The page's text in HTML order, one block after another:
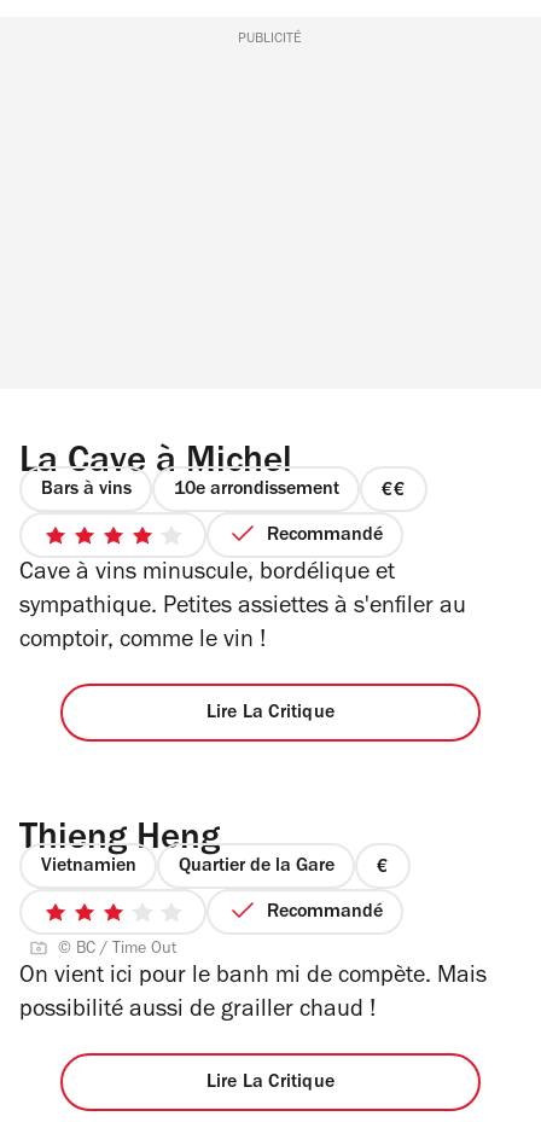
PUBLICITÉ
La Cave à Michel
Bars à vins 10e arrondissement
prix
sur
4
sur
5
étoiles
Recommandé
Cave à vins minuscule, bordélique et
sympathique. Petites assiettes à s'enfiler au
comptoir, comme le vin !
Lire La Critique
Thieng Heng
Vietnamien Quartier de la Gare
prix
1
4
3
sur
5
étoiles
Recommandé
© BC / Time Out
On vient ici pour le banh mi de compète. Mais
possibilité aussi de grailler chaud !
Lire La Critique